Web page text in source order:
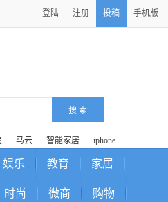
登陆 注册 投稿 手机版
马云 智能家居 iphone
娱乐 教育 家居
时尚 微商 购物